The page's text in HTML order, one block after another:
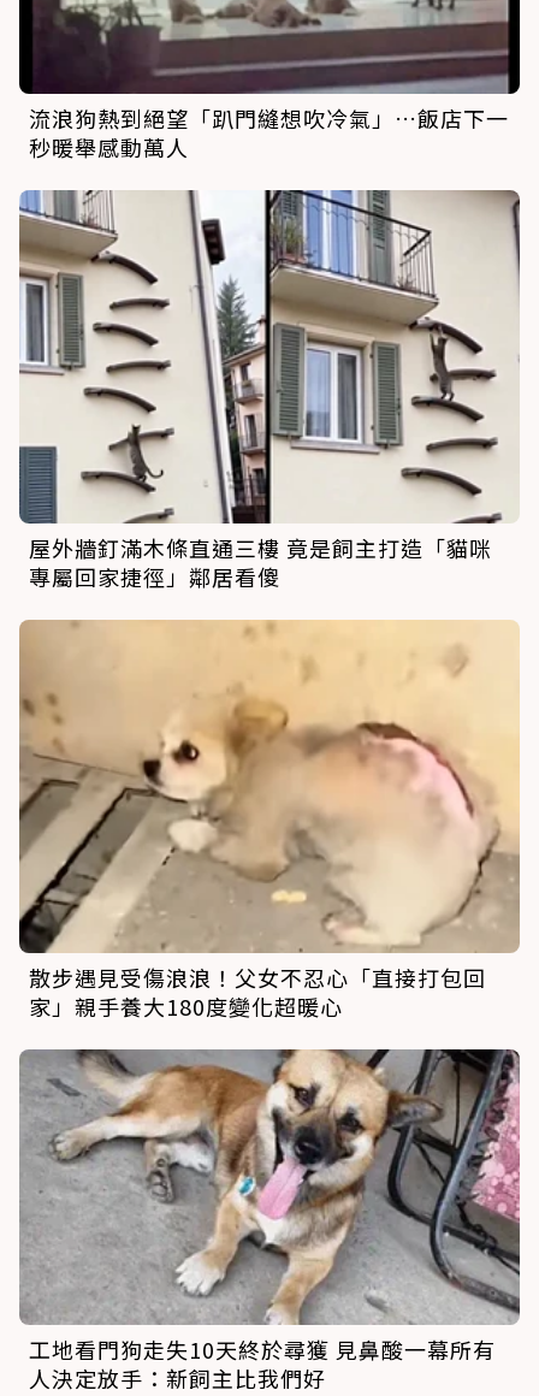
流浪狗熱到絕望「趴門縫想吹冷氣」…飯店下一
秒暖舉感動萬人
屋外牆釘滿木條直通三樓 竟是飼主打造「貓咪
專屬回家捷徑」鄰居看傻
散步遇見受傷浪浪！父女不忍心「直接打包回
家」親手養大180度變化超暖心
工地看門狗走失10天終於尋獲 見鼻酸一幕所有
人決定放手：新飼主比我們好